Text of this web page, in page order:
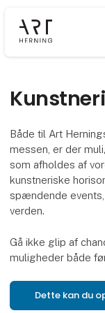
Både til Art
messen, er der
som afholdes af
kunstneriske
spændende
verden.
Gå ikke glip af
muligheder både
Dette kan du